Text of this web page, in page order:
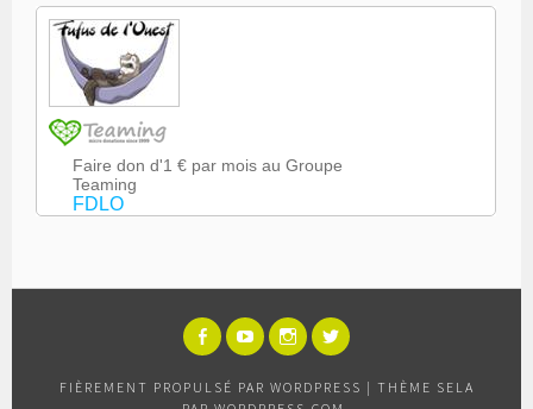
FIÈREMENT PROPULSÉ PAR WORDPRESS | THÈME SELA